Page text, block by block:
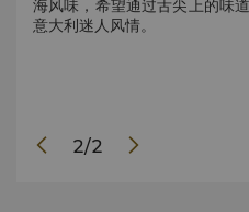
海风味，希望通过舌尖上的味
意大利迷人风情。
2/2